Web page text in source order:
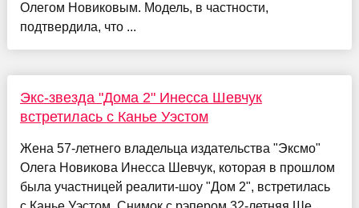
Олегом Новиковым. Модель, в частности,
подтвердила, что ...
Экс-звезда "Дома 2" Инесса Шевчук
встретилась с Канье Уэстом
Жена 57-летнего владельца издательства "Эксмо"
Олега Новикова Инесса Шевчук, которая в прошлом
была участницей реалити-шоу "Дом 2", встретилась